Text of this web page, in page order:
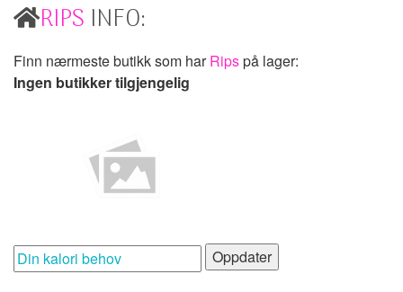
RIPS INFO:
Finn nærmeste butikk som harRipspå lager:
Ingen butikker tilgjengelig
Oppdater